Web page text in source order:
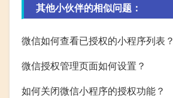
其他小伙伴的相似问题：
微信如何查看已授权的小程序列表？
微信授权管理页面如何设置？
如何关闭微信小程序的授权功能？